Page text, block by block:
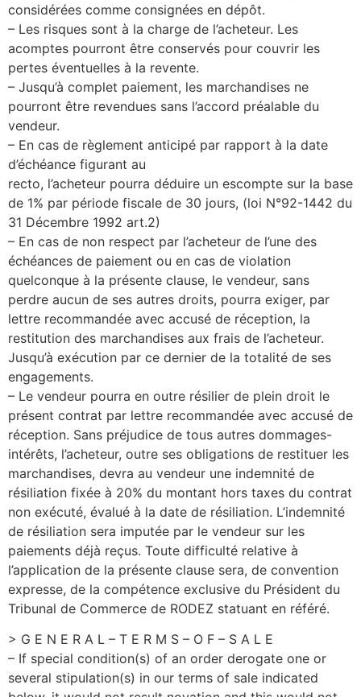
considérées comme consignées en dépôt.
– Les risques sont à la charge de l’acheteur. Les
acomptes pourront être conservés pour couvrir les
pertes éventuelles à la revente.
– Jusqu’à complet paiement, les marchandises ne
pourront être revendues sans l’accord préalable du
vendeur.
– En cas de règlement anticipé par rapport à la date
d’échéance figurant au
recto, l’acheteur pourra déduire un escompte sur la base
de 1% par période fiscale de 30 jours, (loi N°92-1442 du
31 Décembre 1992 art.2)
– En cas de non respect par l’acheteur de l’une des
échéances de paiement ou en cas de violation
quelconque à la présente clause, le vendeur, sans
perdre aucun de ses autres droits, pourra exiger, par
lettre recommandée avec accusé de réception, la
restitution des marchandises aux frais de l’acheteur.
Jusqu’à exécution par ce dernier de la totalité de ses
engagements.
– Le vendeur pourra en outre résilier de plein droit le
présent contrat par lettre recommandée avec accusé de
réception. Sans préjudice de tous autres dommages-
intérêts, l’acheteur, outre ses obligations de restituer les
marchandises, devra au vendeur une indemnité de
résiliation fixée à 20% du montant hors taxes du contrat
non exécuté, évalué à la date de résiliation. L’indemnité
de résiliation sera imputée par le vendeur sur les
paiements déjà reçus. Toute difficulté relative à
l’application de la présente clause sera, de convention
expresse, de la compétence exclusive du Président du
Tribunal de Commerce de RODEZ statuant en référé.
> G E N E R A L – T E R M S – O F – S A L E
– If special condition(s) of an order derogate one or
several stipulation(s) in our terms of sale indicated